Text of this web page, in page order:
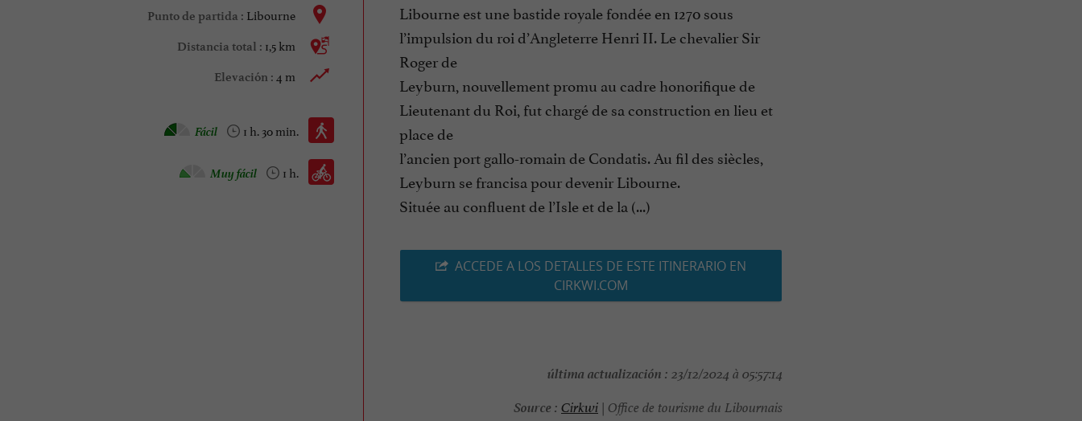
Punto de partida : Libourne
Distancia total : 1,5 km
Elevación : 4 m
Caminata :
1 h. 30 min.
Fácil
Bicicleta todo camino :
1 h.
Muy fácil
Libourne est une bastide royale fondée en 1270 sous
l’impulsion du roi d’Angleterre Henri II. Le chevalier Sir
Roger de
Leyburn, nouvellement promu au cadre honorifique de
Lieutenant du Roi, fut chargé de sa construction en lieu et
place de
l’ancien port gallo-romain de Condatis. Au fil des siècles,
Leyburn se francisa pour devenir Libourne.
Située au confluent de l’Isle et de la (...)
ACCEDE A LOS DETALLES DE ESTE ITINERARIO EN
CIRKWI.COM
última actualización : 23/12/2024 à 05:57:14
Source : Cirkwi| Office de tourisme du Libournais